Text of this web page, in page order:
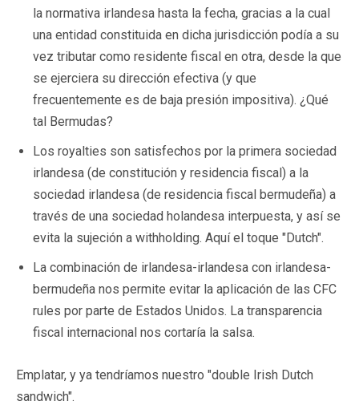
la normativa irlandesa hasta la fecha, gracias a la cual
una entidad constituida en dicha jurisdicción podía a su
vez tributar como residente fiscal en otra, desde la que
se ejerciera su dirección efectiva (y que
frecuentemente es de baja presión impositiva). ¿Qué
tal Bermudas?
Los royalties son satisfechos por la primera sociedad
irlandesa (de constitución y residencia fiscal) a la
sociedad irlandesa (de residencia fiscal bermudeña) a
través de una sociedad holandesa interpuesta, y así se
evita la sujeción a withholding. Aquí el toque "Dutch".
La combinación de irlandesa-irlandesa con irlandesa-
bermudeña nos permite evitar la aplicación de las CFC
rules por parte de Estados Unidos. La transparencia
fiscal internacional nos cortaría la salsa.
Emplatar, y ya tendríamos nuestro "double Irish Dutch
sandwich".